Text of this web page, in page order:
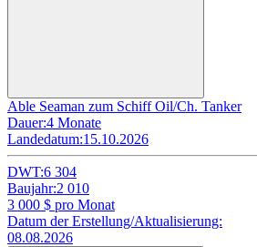
Able Seaman zum Schiff Oil/Ch. Tanker
Dauer:4 Monate
Landedatum:15.10.2026
DWT:6 304
Baujahr:2 010
3 000 $ pro Monat
Datum der Erstellung/Aktualisierung:
08.08.2026